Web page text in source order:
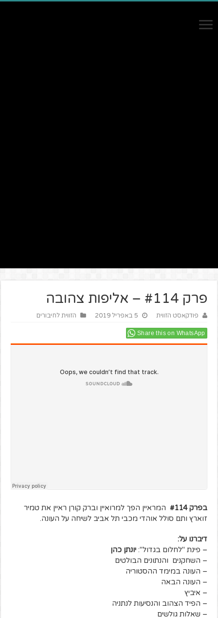
פרק #114 – אליפות צהובה
פודקאסט הזווית 5 באפריל 2019 הזווית לחיבורים
Share this on WhatsApp
בפרק #114
המראיין הפך למרואיין וברק קורן ראיין את טמיר
זוארץ ותם סולל אוהדי מכבי תל אביב לשיחה על העונה.
דיברנו על:
– פינת "לחלום בגדול":יונתן כהן
– השחקנים והנתונים הבולטים
– העונה במימד ההסטוריה
– העונה הבאה
– איביץ
– הפיד הצהוב והנסיעות לנתניה
– שאלות גולשים